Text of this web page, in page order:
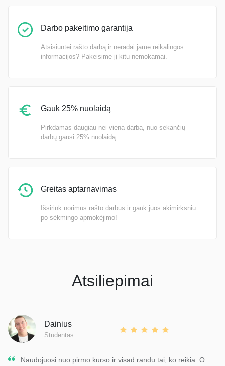
Darbo pakeitimo garantija
Atsisiuntei rašto darbą ir neradai jame reikalingos
informacijos? Pakeisime jį kitu nemokamai.
Gauk 25% nuolaidą
Pirkdamas daugiau nei vieną darbą, nuo sekančių
darbų gausi 25% nuolaidą.
Greitas aptarnavimas
Išsirink norimus rašto darbus ir gauk juos akimirksniu
po sėkmingo apmokėjimo!
Atsiliepimai
Dainius
Studentas
Naudojuosi nuo pirmo kurso ir visad randu tai, ko reikia. O